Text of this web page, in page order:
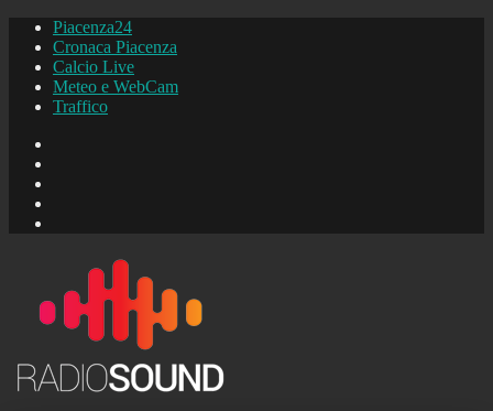
Piacenza24
Cronaca Piacenza
Calcio Live
Meteo e WebCam
Traffico